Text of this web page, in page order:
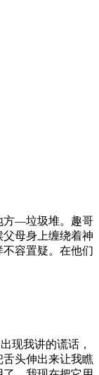
方—垃圾堆。趣哥
母身上缠绕着神
容置疑。在他们
现我讲的谎话，
头伸出来让我瞧